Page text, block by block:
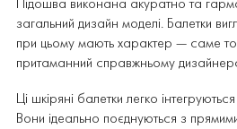
Підошва виконана акуратно та
загальний дизайн моделі. Балетки
при цьому мають характер — саме
притаманний справжньому
Ці шкіряні балетки легко
Вони ідеально поєднуються з